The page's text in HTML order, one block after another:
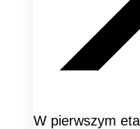
W pierwszym